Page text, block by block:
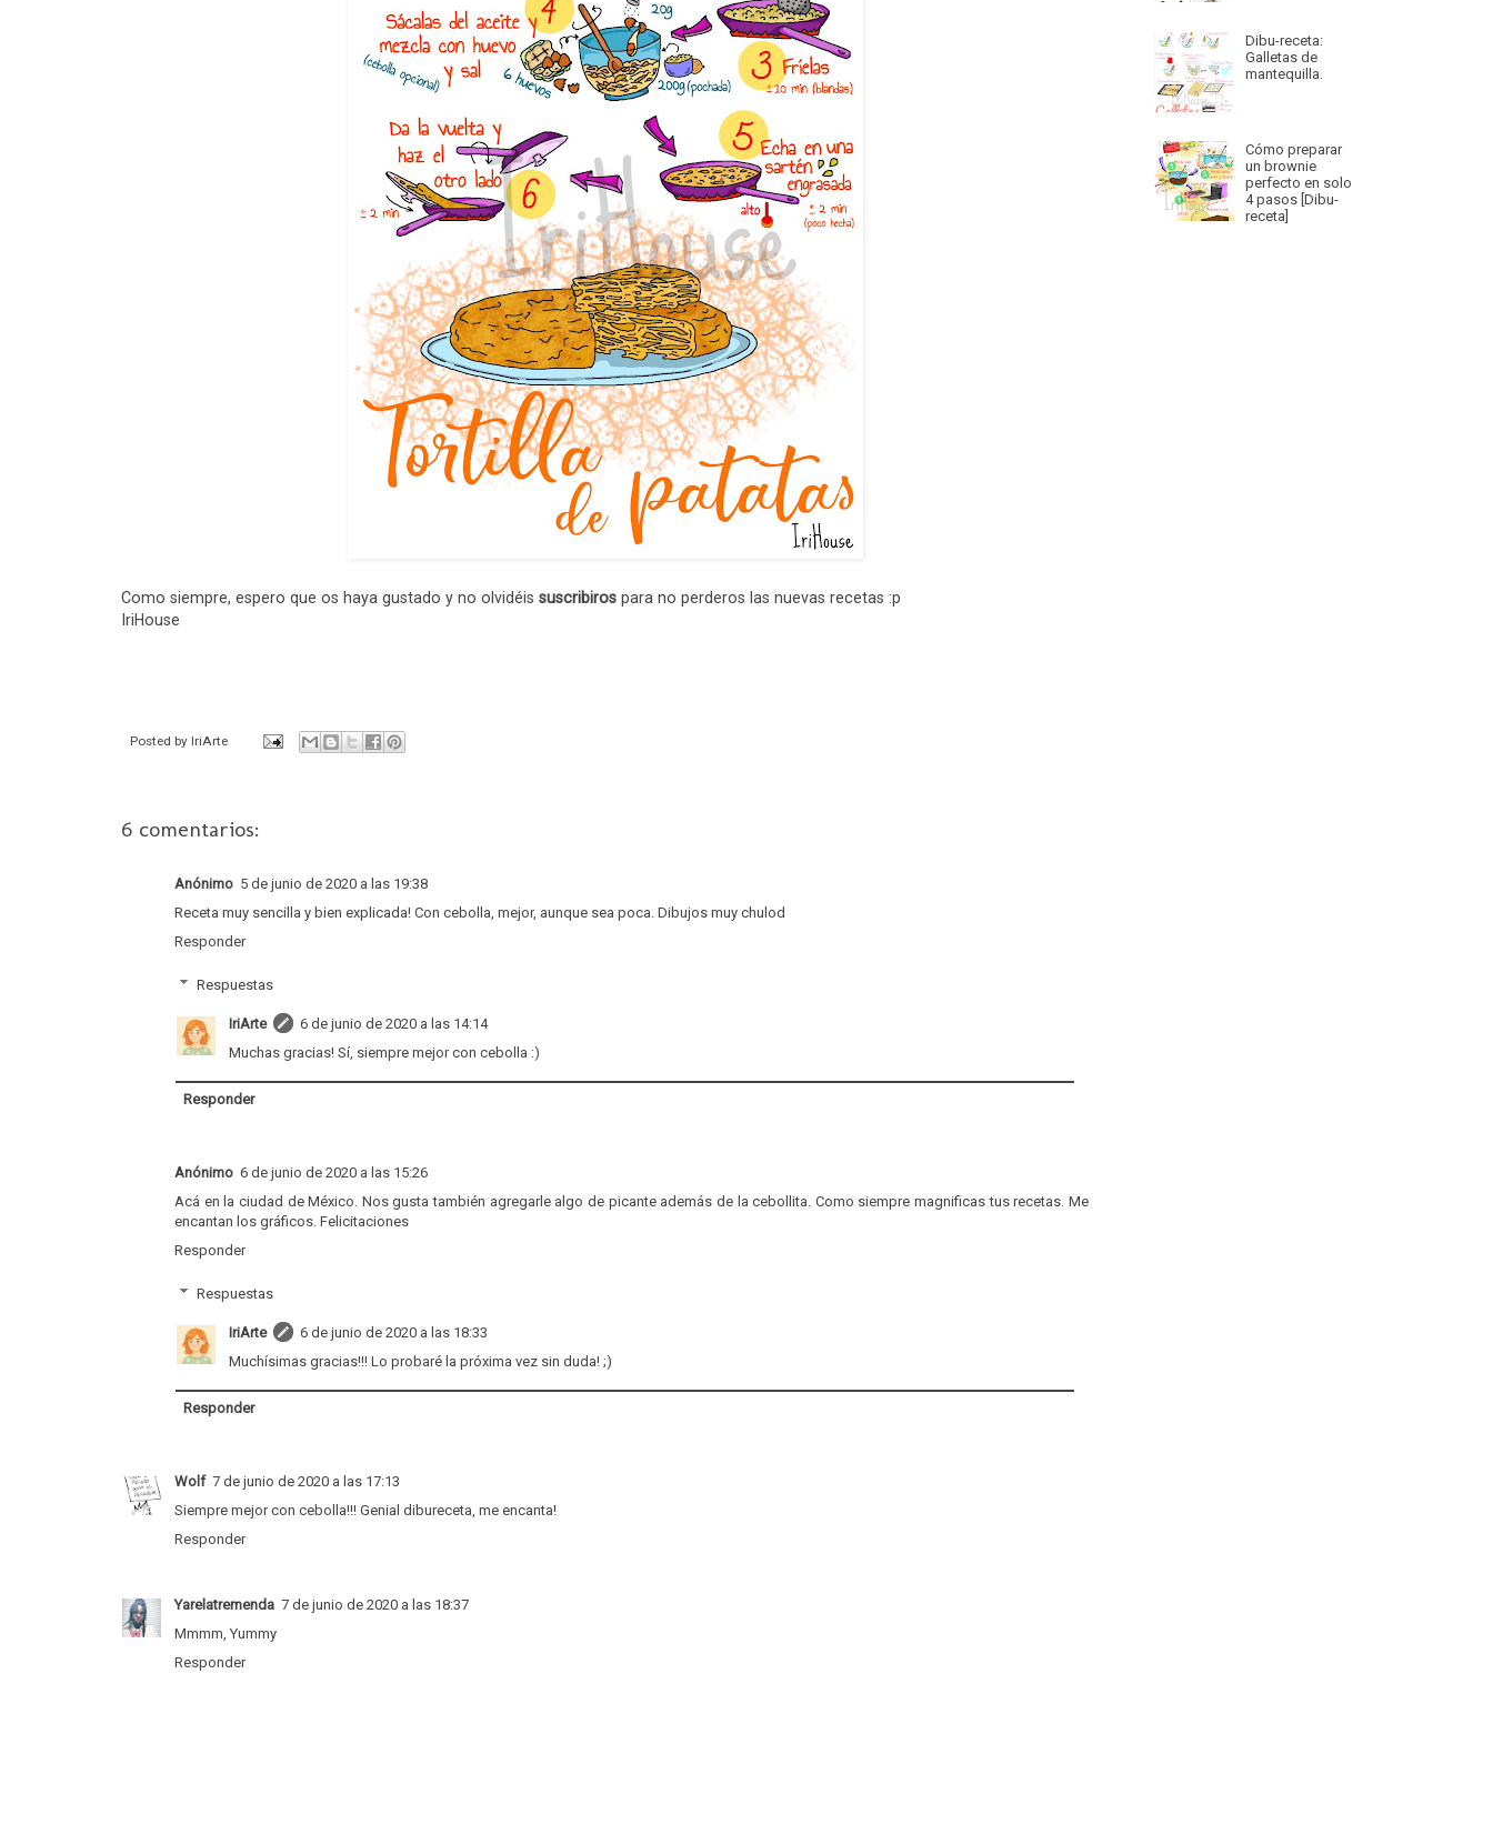
Como siempre, espero que os haya gustado y no olvidéis suscribiros para no perderos las nuevas recetas :p
IriHouse
Posted by IriArte
6 comentarios:
Anónimo 5 de junio de 2020 a las 19:38
Receta muy sencilla y bien explicada! Con cebolla, mejor, aunque sea poca. Dibujos muy chulod
Responder
Respuestas
IriArte
6 de junio de 2020 a las 14:14
Muchas gracias! Sí, siempre mejor con cebolla :)
Responder
Anónimo 6 de junio de 2020 a las 15:26
Acá en la ciudad de México. Nos gusta también agregarle algo de picante además de la cebollita. Como siempre magnificas tus recetas. Me
encantan los gráficos. Felicitaciones
Responder
Respuestas
IriArte
6 de junio de 2020 a las 18:33
Muchísimas gracias!!! Lo probaré la próxima vez sin duda! ;)
Responder
Wolf 7 de junio de 2020 a las 17:13
Siempre mejor con cebolla!!! Genial dibureceta, me encanta!
Responder
Yarelatremenda 7 de junio de 2020 a las 18:37
Mmmm, Yummy
Responder
Dibu-receta:
Galletas de
mantequilla.
Cómo preparar
un brownie
perfecto en solo
4 pasos [Dibu-
receta]